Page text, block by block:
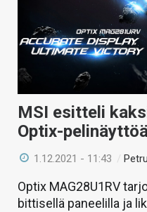
HINTA.FI
KAUPPA
VAIHDA TEEMA
HAKU
MSI esitteli
Optix-
1.12.2021 - 11:43 /
Optix MAG28U1RV
bittisellä paneelilla ja